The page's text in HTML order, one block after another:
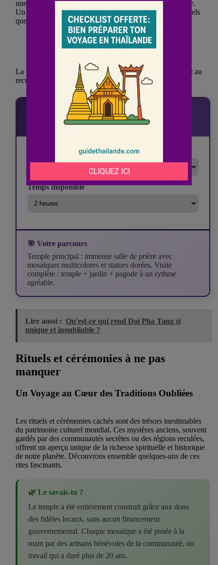
une harmonie complète entre l’œuvre humaine et la nature.
Un visiteur attentif pourra découvrir des éléments subtils tels
que :
Portiques en bois sculpté
Jardins de pierres minutieusement arrangés
La quiétude de ces sanctuaires invite à la contemplation et au
recueillement, loin de l’agitation urbaine.
🎨 Guide Wat Saeng Kaew Pothiyan
Découvrez le temple aux mosaïques de Chiang Rai
Section à explorer
Temps disponible
🎯 Votre parcours
Temple principal : immense salle de prière avec
mosaïques multicolores et statues dorées. Visite
complète : temple + jardin + pagode à un rythme
agréable.
Lire aussi : Qu'est-ce qui rend Doi Pha Tang si
unique et inoubliable ?
Rituels et cérémonies à ne pas
manquer
Un Voyage au Cœur des Traditions Oubliées
Les rituels et cérémonies cachés sont des trésors inestimables
du patrimoine culturel mondial. Ces mystères anciens, souvent
gardés par des communautés secrètes ou des régions reculées,
offrent un aperçu unique de la richesse spirituelle et historique
de notre planète. Découvrons ensemble quelques-uns de ces
rites fascinants.
🌿 Le savais-tu ?
Le temple a été entièrement construit grâce aux dons
des fidèles locaux, sans aucun financement
gouvernemental. Chaque mosaïque a été posée à la
main par des artisans bénévoles de la communauté, un
travail qui a duré plus de 20 ans.